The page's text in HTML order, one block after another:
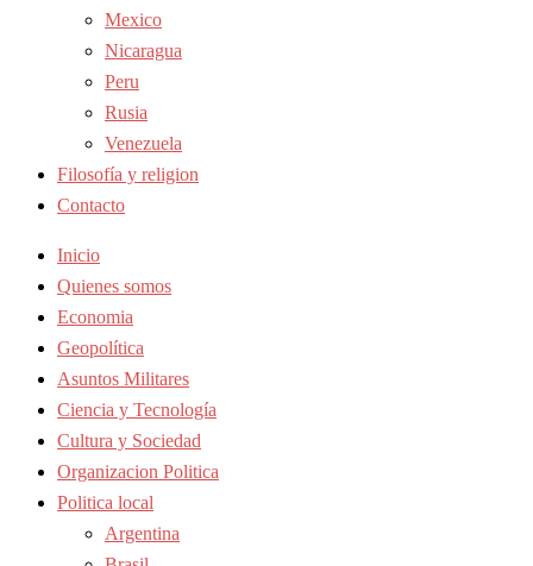
Mexico
Nicaragua
Peru
Rusia
Venezuela
Filosofía y religion
Contacto
Inicio
Quienes somos
Economia
Geopolítica
Asuntos Militares
Ciencia y Tecnología
Cultura y Sociedad
Organizacion Politica
Politica local
Argentina